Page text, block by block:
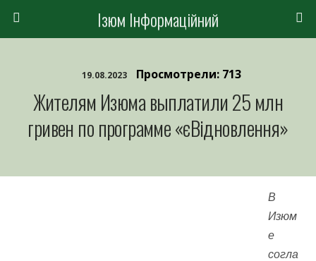
Ізюм Інформаційний
19.08.2023 Просмотрели: 713
Жителям Изюма выплатили 25 млн
гривен по программе «єВідновлення»
В
Изюм
е
согла